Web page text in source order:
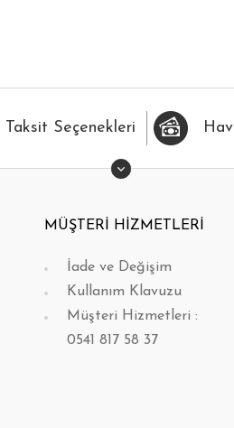
HIZLI BAK
Taksit Seçenekleri
MÜŞTERİ HİZMETLERİ
İade ve Değişim
Kullanım Klavuzu
Müşteri Hizmetleri :
0541 817 58 37